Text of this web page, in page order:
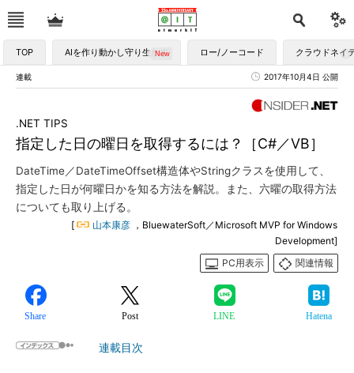
TOP AIを作り動かし守り生かす ロー/ノーコード クラウドネイ
連載 2017年10月4日 公開
指定した日の曜日を取得するには？［C#／VB］
.NET TIPS
DateTime／DateTimeOffset構造体やStringクラスを使用して、
指定した日が何曜日かを知る方法を解説。また、六曜の取得方法
についても取り上げる。
[ 山本康彦 ，BluewaterSoft／Microsoft MVP for Windows
Development]
PC用表示
関連情報
Share Post LINE Hatena
連載目次